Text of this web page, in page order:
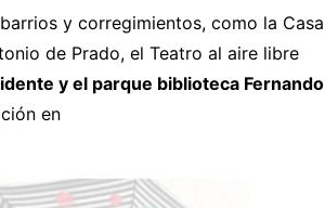
y corregimientos, como la Casa
de Prado, el Teatro al aire libre
y el parque biblioteca Fernando
en